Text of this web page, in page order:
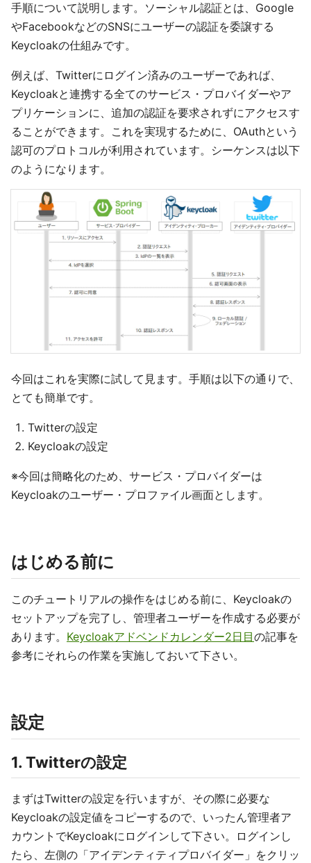
手順について説明します。ソーシャル認証とは、Google
やFacebookなどのSNSにユーザーの認証を委譲する
Keycloakの仕組みです。
例えば、Twitterにログイン済みのユーザーであれば、
Keycloakと連携する全てのサービス・プロバイダーやア
プリケーションに、追加の認証を要求されずにアクセスす
ることができます。これを実現するために、OAuthという
認可のプロトコルが利用されています。シーケンスは以下
のようになります。
今回はこれを実際に試して見ます。手順は以下の通りで、
とても簡単です。
Twitterの設定
Keycloakの設定
※今回は簡略化のため、サービス・プロバイダーは
Keycloakのユーザー・プロファイル画面とします。
はじめる前に
このチュートリアルの操作をはじめる前に、Keycloakの
セットアップを完了し、管理者ユーザーを作成する必要が
あります。 Keycloakアドベンドカレンダー2日目の記事を
参考にそれらの作業を実施しておいて下さい。
設定
1. Twitterの設定
まずはTwitterの設定を行いますが、その際に必要な
Keycloakの設定値をコピーするので、いったん管理者ア
カウントでKeycloakにログインして下さい。ログインし
たら、左側の「アイデンティティプロバイダー」をクリッ